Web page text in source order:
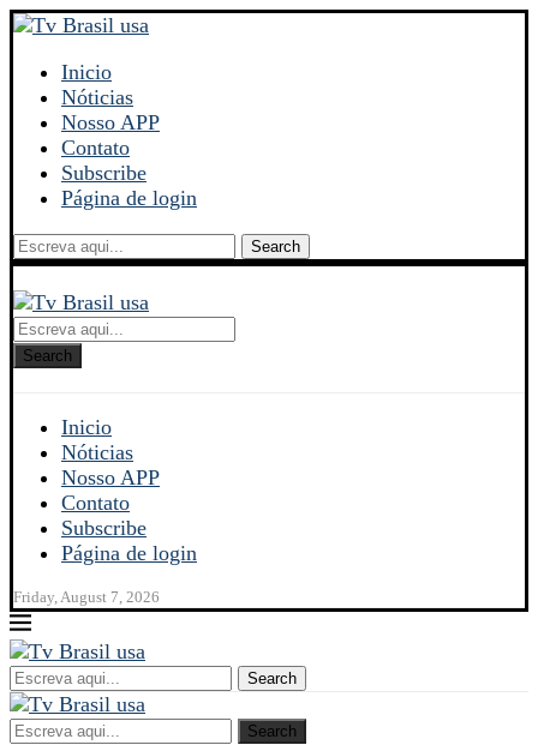
Inicio
Nóticias
Nosso APP
Contato
Subscribe
Página de login
Search
Search
Inicio
Nóticias
Nosso APP
Contato
Subscribe
Página de login
Friday, August 7, 2026
Search
Search